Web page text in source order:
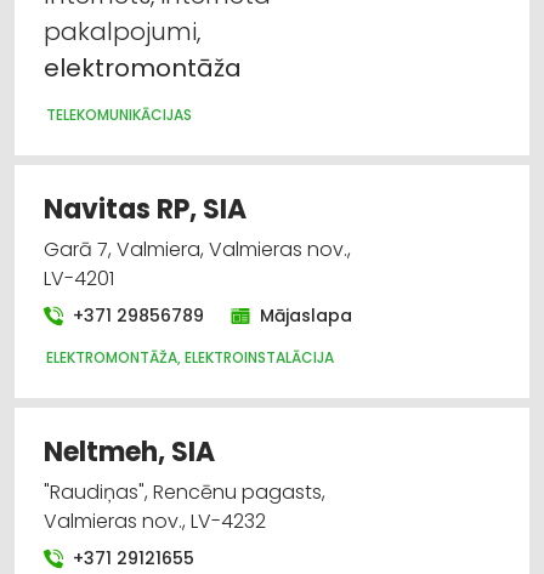
pakalpojumi,
elektromontāža
TELEKOMUNIKĀCIJAS
Navitas RP, SIA
Garā 7, Valmiera, Valmieras nov.,
LV-4201
+371 29856789 Mājaslapa
ELEKTROMONTĀŽA, ELEKTROINSTALĀCIJA
Neltmeh, SIA
"Raudiņas", Rencēnu pagasts,
Valmieras nov., LV-4232
+371 29121655